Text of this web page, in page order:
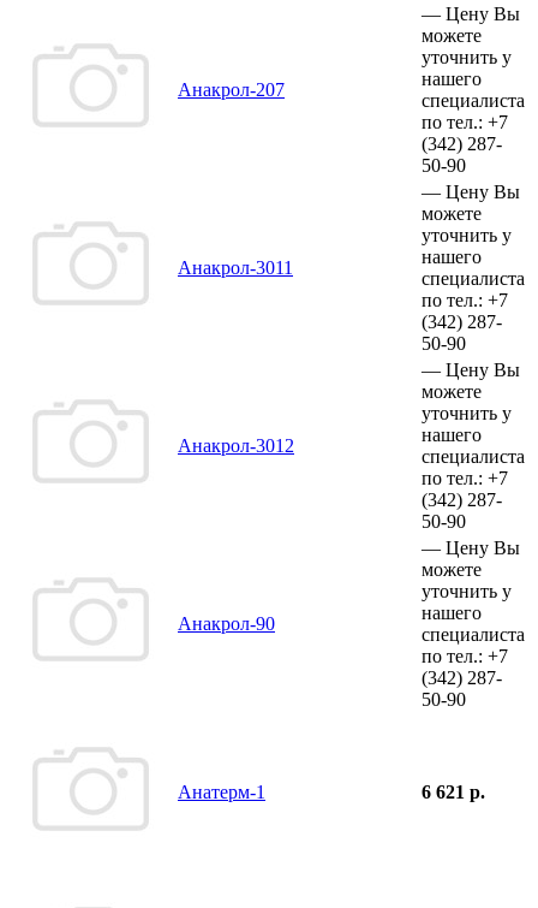
Анакрол-207
— Цену Вы
можете
уточнить у
нашего
специалиста
по тел.: +7
(342) 287-
50-90
Анакрол-3011
— Цену Вы
можете
уточнить у
нашего
специалиста
по тел.: +7
(342) 287-
50-90
Анакрол-3012
— Цену Вы
можете
уточнить у
нашего
специалиста
по тел.: +7
(342) 287-
50-90
Анакрол-90
— Цену Вы
можете
уточнить у
нашего
специалиста
по тел.: +7
(342) 287-
50-90
Анатерм-1 6 621 р.